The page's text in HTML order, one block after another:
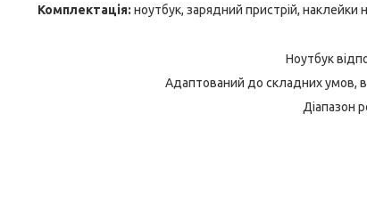
Комплектація: ноутбук, зарядний пристрій, наклейки
Ноутбук
Адаптований до складних умов,
Діапазон